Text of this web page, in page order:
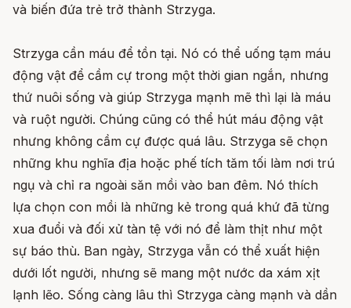
và biến đứa trẻ trở thành Strzyga.
Strzyga cần máu để tồn tại. Nó có thể uống tạm máu
động vật để cầm cự trong một thời gian ngắn, nhưng
thứ nuôi sống và giúp Strzyga mạnh mẽ thì lại là máu
và ruột người. Chúng cũng có thể hút máu động vật
nhưng không cầm cự được quá lâu. Strzyga sẽ chọn
những khu nghĩa địa hoặc phế tích tăm tối làm nơi trú
ngụ và chỉ ra ngoài săn mồi vào ban đêm. Nó thích
lựa chọn con mồi là những kẻ trong quá khứ đã từng
xua đuổi và đối xử tàn tệ với nó để làm thịt như một
sự báo thù. Ban ngày, Strzyga vẫn có thể xuất hiện
dưới lốt người, nhưng sẽ mang một nước da xám xịt
lạnh lẽo. Sống càng lâu thì Strzyga càng mạnh và dần